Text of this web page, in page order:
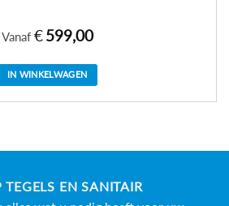
Vanaf € 599,00
IN WINKELWAGEN
optie
EN SANITAIR